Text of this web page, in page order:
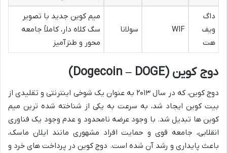
داگ
ویف
هت
WIF سولانا
میم کوین جدید با تصویر
سگ کلاه دار، کاملاً جامعه
محور و طنزآمیز
دوج کوین (Dogecoin – DOGE)
دوج کوین، که در سال ۲۰۱۳ به عنوان یک شوخی اینترنتی و تقلیدی از
بیت کوین ایجاد شد، به سرعت به یکی از شناخته شده ترین میم
کوین ها تبدیل شد. با وجود عرضه نامحدود و عدم وجود یک فناوری
انقلابی، جامعه قوی و حمایت افراد مشهوری مانند ایلان ماسک،
باعث پایداری و رشد آن شده است. دوج کوین در پرداخت های خرد و